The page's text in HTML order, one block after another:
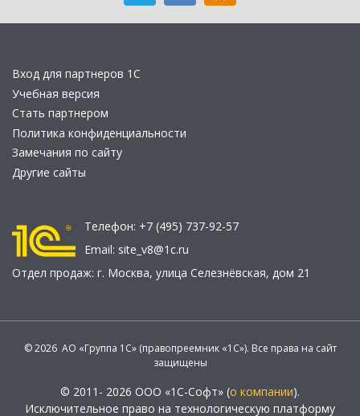
Вход для партнеров 1С
Учебная версия
Стать партнером
Политика конфиденциальности
Замечания по сайту
Другие сайты
Телефон: +7 (495) 737-92-57
Email: site_v8@1c.ru
Отдел продаж: г. Москва, улица Селезнёвская, дом 21
© 2026 АО «Группа 1С» (правопреемник «1С»). Все права на сайт
защищены
© 2011- 2026 ООО «1С-Софт» (о компании).
Исключительное право на технологическую платформу